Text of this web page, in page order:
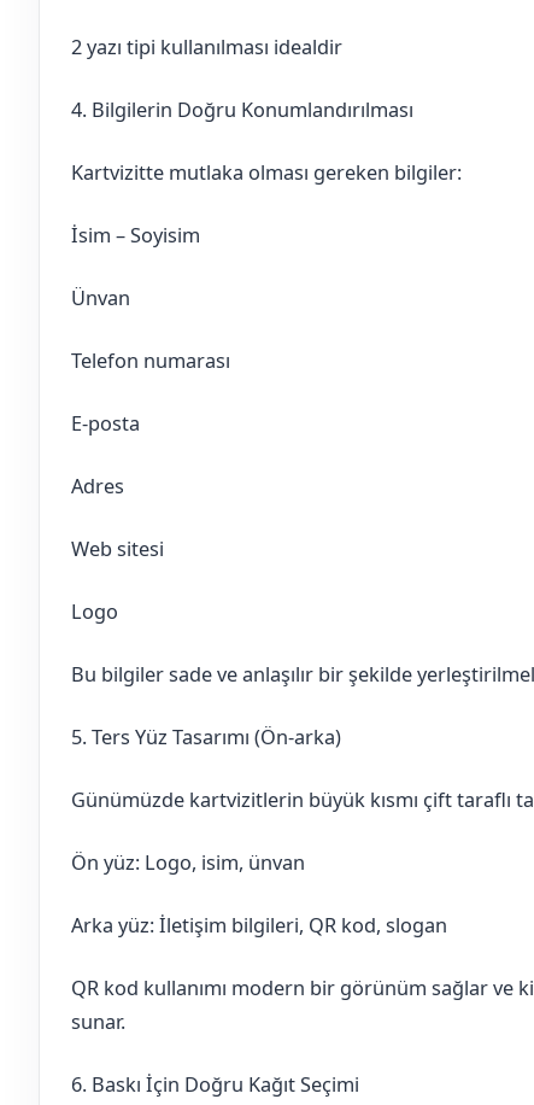
2 yazı tipi kullanılması idealdir
4. Bilgilerin Doğru Konumlandırılması
Kartvizitte mutlaka olması gereken bilgiler:
İsim – Soyisim
Ünvan
Telefon numarası
E-posta
Adres
Web sitesi
Logo
Bu bilgiler sade ve anlaşılır bir şekilde
5. Ters Yüz Tasarımı (Ön-arka)
Günümüzde kartvizitlerin büyük kısmı çift taraflı
Ön yüz: Logo, isim, ünvan
Arka yüz: İletişim bilgileri, QR kod, slogan
QR kod kullanımı modern bir görünüm sağlar ve
sunar.
6. Baskı İçin Doğru Kağıt Seçimi